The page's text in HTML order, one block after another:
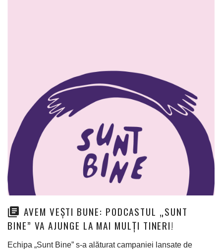
AVEM VEȘTI BUNE: PODCASTUL „SUNT
BINE” VA AJUNGE LA MAI MULȚI TINERI!
Echipa „Sunt Bine” s-a alăturat campaniei lansate de